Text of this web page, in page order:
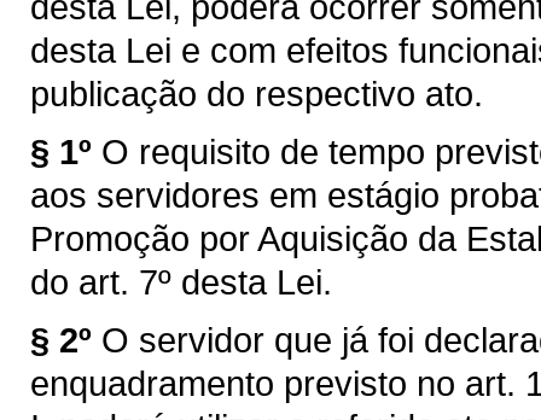
desta Lei e com efeitos
publicação do respectivo ato.
§ 1º O requisito de tempo
aos servidores em estágio
Promoção por Aquisição da
do art. 7º desta Lei.
§ 2º O servidor que já foi
enquadramento previsto no art.